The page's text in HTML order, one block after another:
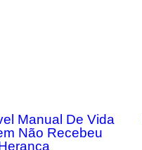
Manual De Vida
Não Recebeu